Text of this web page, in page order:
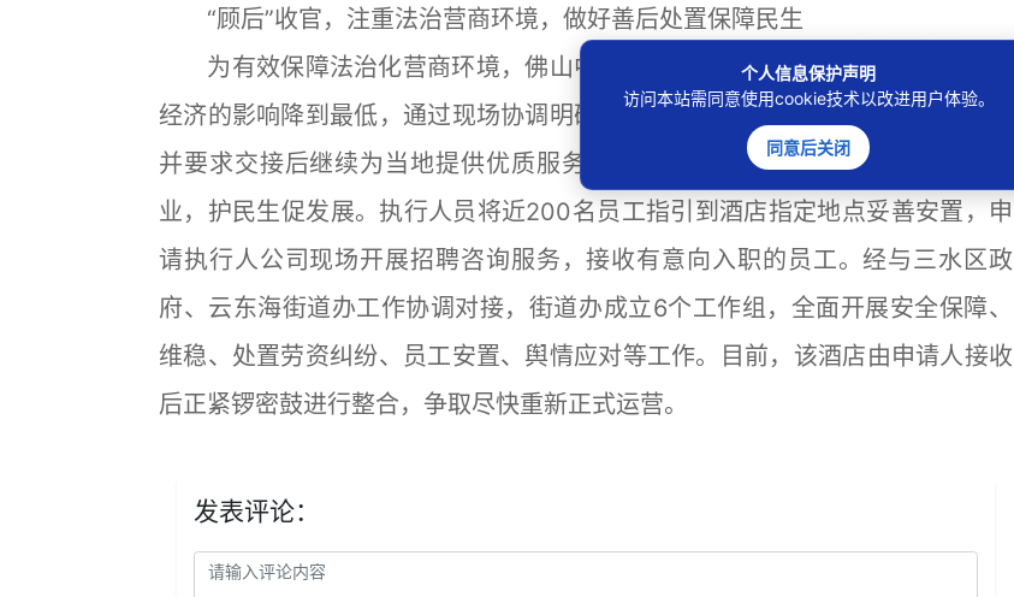
“顾后”收官，注重法治营商环境，做好善后处置保障民生
为有效保障法治化营商环境，佛山中院采取切实有效措施将执行工作对实体
经济的影响降到最低，通过现场协调明确了酒店交接后主体责任为申请执行人，
并要求交接后继续为当地提供优质服务，并对酒店员工进行妥善安置助其再就
业，护民生促发展。执行人员将近200名员工指引到酒店指定地点妥善安置，申
请执行人公司现场开展招聘咨询服务，接收有意向入职的员工。经与三水区政
府、云东海街道办工作协调对接，街道办成立6个工作组，全面开展安全保障、
维稳、处置劳资纠纷、员工安置、舆情应对等工作。目前，该酒店由申请人接收
后正紧锣密鼓进行整合，争取尽快重新正式运营。
发表评论：
个人信息保护声明
访问本站需同意使用cookie技术以改进用户体验。
同意后关闭